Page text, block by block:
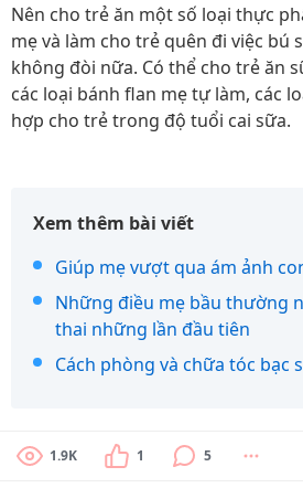
Nên cho trẻ ăn một số loại thực
mẹ và làm cho trẻ quên đi việc bú
không đòi nữa. Có thể cho trẻ ăn
các loại bánh flan mẹ tự làm, các
hợp cho trẻ trong độ tuổi cai sữa.
Xem thêm bài viết
Giúp mẹ vượt qua ám ảnh
Những điều mẹ bầu thường
thai những lần đầu tiên
Cách phòng và chữa tóc bạc
1.9K 1 5